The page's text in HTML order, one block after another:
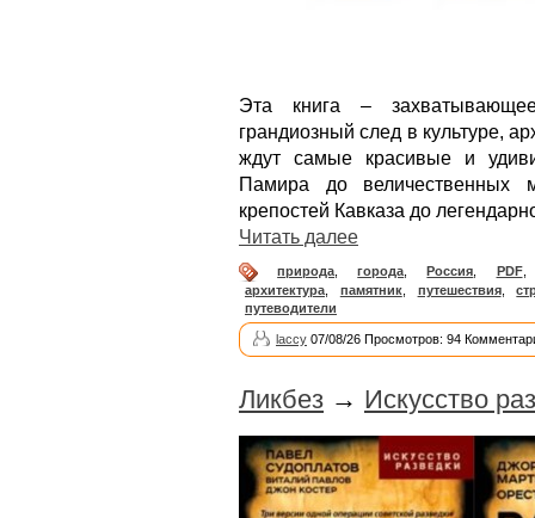
Эта книга –
грандиозный след в культуре,
ждут самые красивые и
Памира до величественных
крепостей Кавказа до
Читать далее
природа города Россия PDF
архитектура
памятник, путешествия,
путеводители
laccy 07/08/26 Просмотров: 94
Ликбез → Искусство